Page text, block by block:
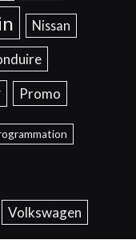
Nissan
Promo
Volkswagen